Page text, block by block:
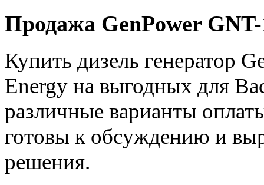
Продажа GenPower
Купить дизель генератор
Energy на выгодных для
различные варианты
готовы к обсуждению и
решения.